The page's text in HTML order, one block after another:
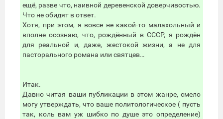
ещё, разве что, наивной деревенской доверчивостью.
Что не обидят в ответ.
Хотя, при этом, я вовсе не какой-то малахольный и
вполне осознаю, что, рождённый в СССР, я рождён
для реальной и, даже, жестокой жизни, а не для
пасторального романа или святцев…
Итак.
Давно читая ваши публикации в этом жанре, смело
могу утверждать, что ваше политологическое ( пусть
так, коль вам уж шибко по душе это определение)